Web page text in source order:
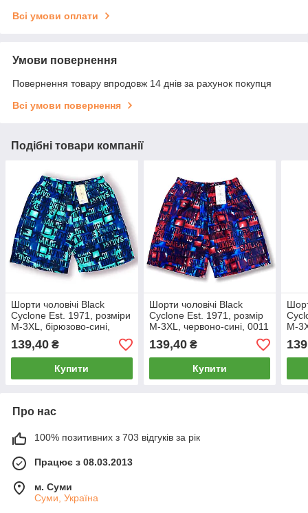
Всі умови оплати
Умови повернення
Повернення товару впродовж 14 днів за рахунок покупця
Всі умови повернення
Подібні товари компанії
Шорти чоловічі Black
Cyclone Est. 1971, розміри
M-3XL, бірюзово-сині,
0011
139,40 ₴
Купити
Шорти чоловічі Black
Cyclone Est. 1971, розмір
M-3XL, червоно-сині, 0011
139,40₴
Купити
M-
0011
Про нас
100% позитивних з 703 відгуків за рік
Працює з 08.03.2013
м. Суми
Суми, Україна